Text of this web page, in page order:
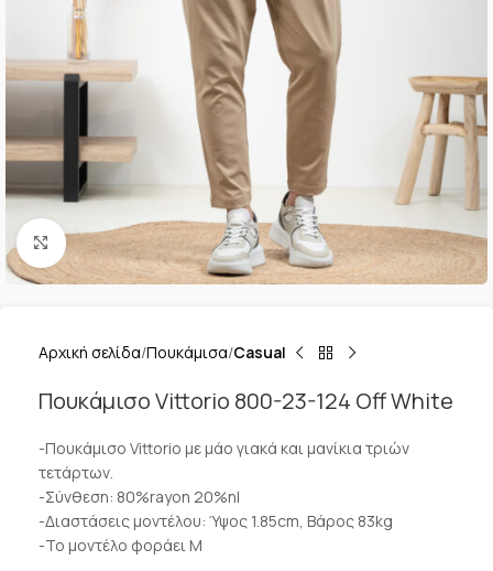
Κλικ για μεγέθυνση
Αρχική σελίδα Πουκάμισα Casual
Πουκάμισο Vittorio 800-23-124 Off White
-Πουκάμισο Vittorio με μάο γιακά και μανίκια τριών
τετάρτων.
-Σύνθεση: 80%rayon 20%nl
-Διαστάσεις μοντέλου: Ύψος 1.85cm, Βάρος 83kg
-Το μοντέλο φοράει M